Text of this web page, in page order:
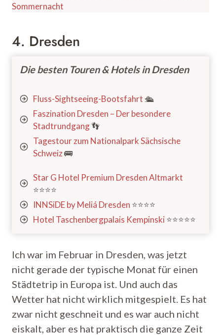
Sommernacht
4. Dresden
Die besten Touren & Hotels in Dresden
Fluss-Sightseeing-Bootsfahrt🛳️
Faszination Dresden – Der besondere
Stadtrundgang👣
Tagestour zum Nationalpark Sächsische
Schweiz🚌
Star G Hotel Premium Dresden Altmarkt
⭐️⭐️⭐️⭐️
INNSiDE by Meliá Dresden ⭐️⭐️⭐️⭐️
Hotel Taschenbergpalais Kempinski⭐️⭐️⭐️⭐️⭐️
Ich war im Februar in Dresden, was jetzt
nicht gerade der typische Monat für einen
Städtetrip in Europa ist. Und auch das
Wetter hat nicht wirklich mitgespielt. Es hat
zwar nicht geschneit und es war auch nicht
eiskalt, aber es hat praktisch die ganze Zeit